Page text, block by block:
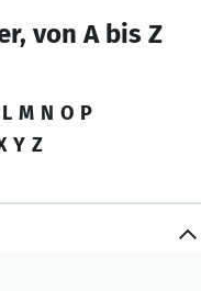
von A bis Z
L M N O P
Y Z